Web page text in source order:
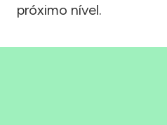
próximo nível.